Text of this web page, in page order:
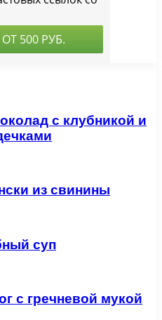
с клубникой и
из свинины
суп
с гречневой мукой